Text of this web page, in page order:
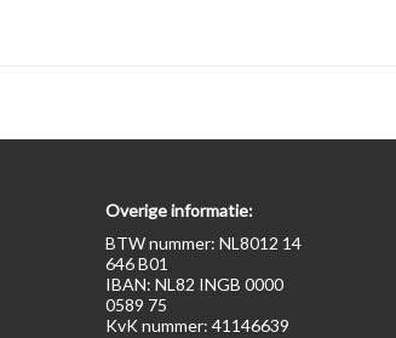
Overige informatie:
BTW nummer: NL8012 14
646 B01
IBAN: NL82 INGB 0000
0589 75
KvK nummer: 41146639